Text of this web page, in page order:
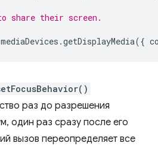
share their screen.
mediaDevices .getDisplayMedia({
раз до разрешения
один раз сразу после его
вызов переопределяет все